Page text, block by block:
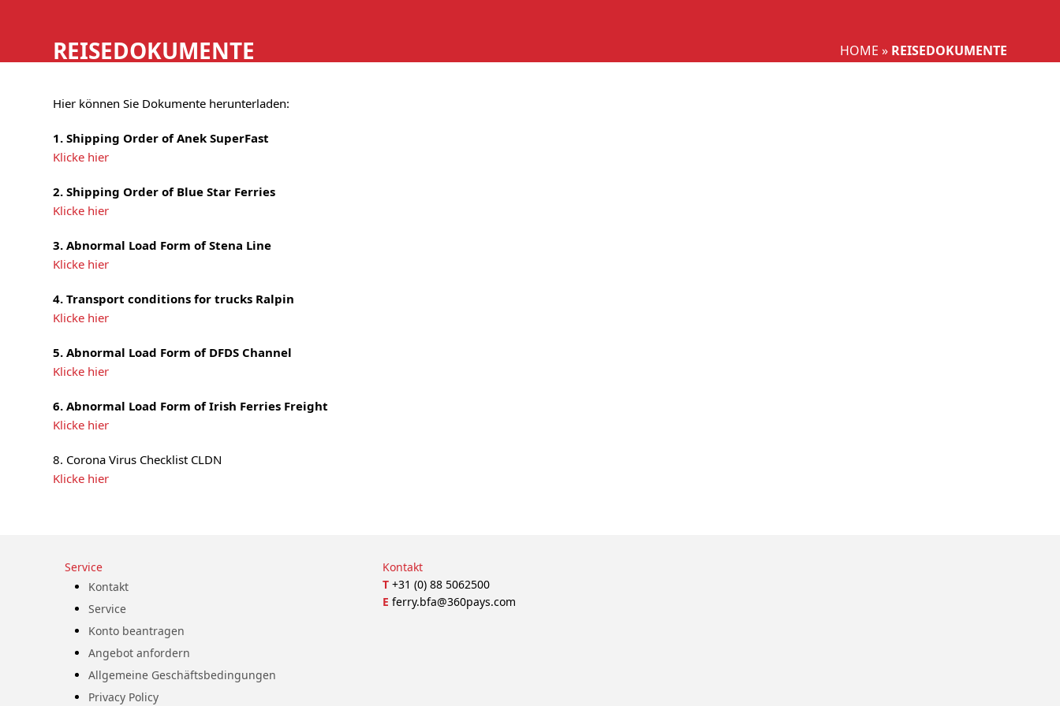
REISEDOKUMENTE HOME » REISEDOKUMENTE
Hier können Sie Dokumente herunterladen:
1. Shipping Order of Anek SuperFast
Klicke hier
2. Shipping Order of Blue Star Ferries
Klicke hier
3. Abnormal Load Form of Stena Line
Klicke hier
4. Transport conditions for trucks Ralpin
Klicke hier
5. Abnormal Load Form of DFDS Channel
Klicke hier
6. Abnormal Load Form of Irish Ferries Freight
Klicke hier
8. Corona Virus Checklist CLDN
Klicke hier
Service
Kontakt
Service
Konto beantragen
Angebot anfordern
Allgemeine Geschäftsbedingungen
Privacy Policy
Kontakt
T +31 (0) 88 5062500
E ferry.bfa@360pays.com